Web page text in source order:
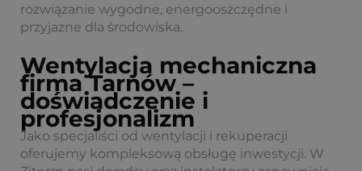
rozwiązanie wygodne, energooszczędne i
przyjazne dla środowiska.
Wentylacja mechaniczna
firma Tarnów –
doświadczenie i
profesjonalizm
Jako specjaliści od wentylacji i rekuperacji
oferujemy kompleksową obsługę inwestycji. W